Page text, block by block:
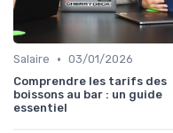
Salaire • 03/01/2026
Comprendre les tarifs des
boissons au bar : un guide
essentiel